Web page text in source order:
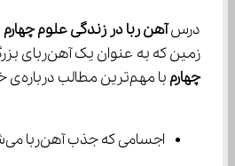
درس آهن ربا در زندگی علوم چهارم
زمین که به عنوان یک آهن‌ربای بزرگ در نظر گرفته می‌شود، زندگی می‌کنیم. این نیروی عظیم آهن‌ربایی، زندگی ما را از جهات مختلف تحت تاثیر قرار می‌دهد. در
چهارم با مهم‌ترین مطالب درباره‌ی خاصیت آهن‌ربایی آشنا خواهید شد. برخی از عنوان‌های این مطالب عبارتند از:
اجسامی که جذب آهن‌ربا می‌شوند